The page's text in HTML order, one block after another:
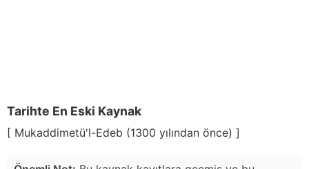
Tarihte En Eski Kaynak
[ Mukaddimetü'l-Edeb (1300 yılından önce) ]